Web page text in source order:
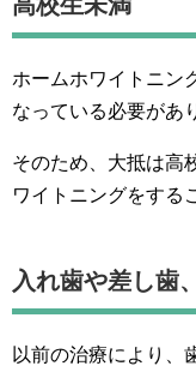
ホームホワイトニン
なっている必要があ
そのため、大抵は高
ワイトニングをする
入れ歯や差し歯
以前の治療により、